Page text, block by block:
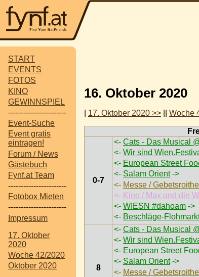
START
EVENTS
FOTOS
KINO
GEWINNSPIEL
-----------------------
Event-Suche
Event gratis
eintragen!
Forum / News
Gästebuch
Fynf.at Team
-----------------------
Fotobox Mieten
-----------------------
Impressum
17. Oktober
2020
Woche 42/2020
Oktober 2020
16. Oktober 2020
17. Oktober 2020 >> Woche
0-7
<- Cats - Das Musical
<- Wir sind
<- European Street
<- Salam Orient->
<- Messe /
<- Kino / Max und die
<- WIESN #dahoam ->
<- Beschläge-
8
<- Cats - Das Musical
<- Wir sind
<- European Street
<- Salam Orient->
<- Messe /